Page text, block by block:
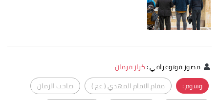
مصور فوتوغرافي:كرار فرمان
وسوم :
مقام الامام المهدي ( عج )
صاحب الزمان